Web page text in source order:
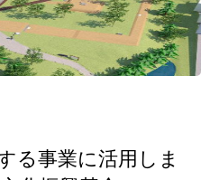
る事業に活用しま